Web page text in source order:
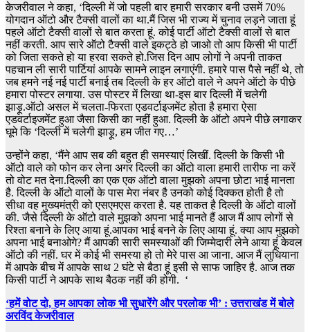
केजरीवाल ने कहा, ‘दिल्ली में जो पहली बार हमारी सरकार बनी उसमें 70%
योगदान ऑटो और टैक्सी वालों का था.मैं जिस भी राज्य में चुनाव लड़ने जाता हूं
पहले ऑटो टैक्सी वालों से बात करता हूं. कोई पार्टी ऑटो टैक्सी वालों से बात
नहीं करती. आप सारे ऑटो टैक्सी वाले इकट्ठे हो जाओ तो आप किसी भी पार्टी
को जिता सकते हो या हरवा सकते हो.जिस दिन आप लोगों ने अपनी ताकत
पहचान ली सारी पार्टियां आपके सामने लाइन लगाएंगी. हमारे पास पैसे नहीं थे, तो
जब हमने नई नई पार्टी बनाई तब दिल्ली के हर ऑटो वाले ने अपने ऑटो के पीछे
हमारा पोस्टर लगाया. उस पोस्टर में लिखा था-इस बार दिल्ली में चलेगी
झाड़ू.ऑटो असल में चलता-फिरता एडवर्टाइजमेंट होता है हमारा ऐसा
एडवर्टाइजमेंट हुआ जैसा किसी का नहीं हुआ. दिल्ली के ऑटो अपने पीछे लगाकर
घूमे कि ‘दिल्ली में चलेगी झाड़ू, हम जीत गए…’
उन्‍होंने कहा, ‘मैंने आप सब की बहुत ही समस्याएं लिखीं. दिल्ली के किसी भी
ऑटो वाले को फोन कर लेना अगर दिल्ली का ऑटो वाला हमारी तारीफ ना करें
तो वोट मत देना.दिल्ली का एक एक ऑटो वाला मुझको अपना छोटा भाई मानता
है. दिल्ली के ऑटो वालों के पास मेरा नंबर है उनको कोई दिक्कत होती है तो
सीधा वह मुख्यमंत्री को एसएमएस करता है. यह ताकत है दिल्ली के ऑटो वालों
की. जैसे दिल्ली के ऑटो वाले मुझको अपना भाई मानते हैं आज मैं आप लोगों से
रिश्ता बनाने के लिए आया हूं.आपका भाई बनने के लिए आया हूं. क्या आप मुझको
अपना भाई बनाओगे? मैं आपकी सारी समस्याओं की जिम्मेदारी लेने आया हूं केवल
ऑटो की नहीं. घर में कोई भी समस्या हो तो मेरे पास आ जाना. आज मैं लुधियाना
में आपके बीच में आपके साथ 2 घंटे से बैठा हूं इसी से साफ जाहिर है. आज तक
किसी पार्टी ने आपके साथ बैठक नहीं की होगी. ‘
‘हमें वोट दो, हम आपका लोक भी सुधारेंगे और परलोक भी’ : उत्तराखंड में बोले
अरविंद केजरीवाल